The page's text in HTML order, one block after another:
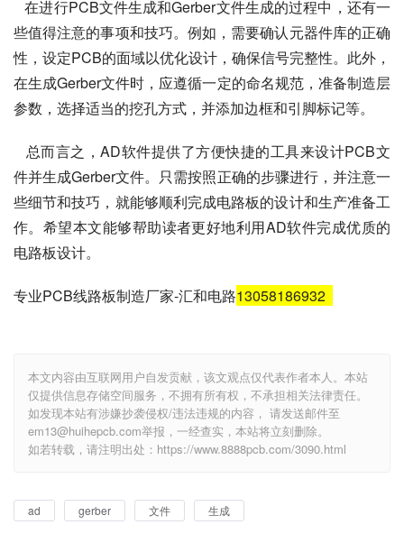
   在进行PCB文件生成和Gerber文件生成的过程中，还有一
些值得注意的事项和技巧。例如，需要确认元器件库的正确
性，设定PCB的面域以优化设计，确保信号完整性。此外，
在生成Gerber文件时，应遵循一定的命名规范，准备制造层
参数，选择适当的挖孔方式，并添加边框和引脚标记等。
件并生成Gerber文件。只需按照正确的步骤进行，并注意一
些细节和技巧，就能够顺利完成电路板的设计和生产准备工
作。希望本文能够帮助读者更好地利用AD软件完成优质的
电路板设计。
专业PCB线路板制造厂家-汇和电路13058186932
本文内容由互联网用户自发贡献，该文观点仅代表作者本人。本站
仅提供信息存储空间服务，不拥有所有权，不承担相关法律责任。
如发现本站有涉嫌抄袭侵权/违法违规的内容， 请发送邮件至
em13@huihepcb.com举报，一经查实，本站将立刻删除。
如若转载，请注明出处：https://www.8888pcb.com/3090.html
ad gerber 文件 生成